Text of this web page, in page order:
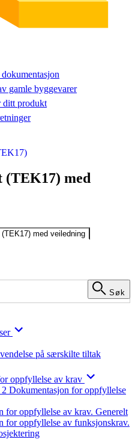
gamle byggevarer
ditt produkt
med
med veiledning
Søk
på særskilte tiltak
oppfyllelse av krav
Dokumentasjon for oppfyllelse
for oppfyllelse av krav. Generelt
for oppfyllelse av funksjonskrav.